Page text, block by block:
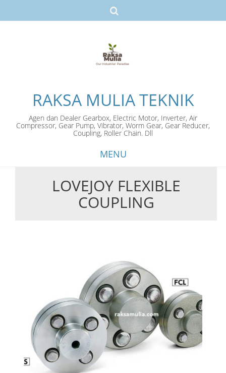
RAKSA MULIA TEKNIK
Agen dan Dealer Gearbox, Electric Motor, Inverter, Air
Compressor, Gear Pump, Vibrator, Worm Gear, Gear Reducer,
Coupling, Roller Chain. Dll
MENU
LOVEJOY FLEXIBLE
COUPLING